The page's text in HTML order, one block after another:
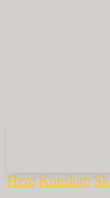
Hem Kunskap